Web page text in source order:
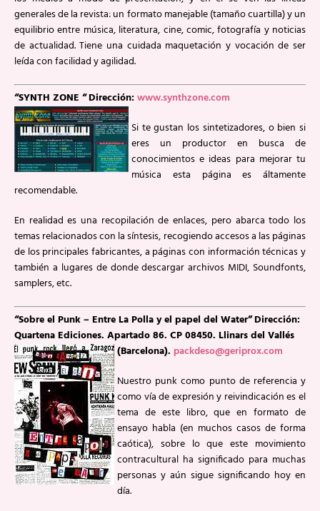
generales de la revista: un formato manejable (tamaño cuartilla) y un
equilibrio entre música, literatura, cine, comic, fotografía y noticias
de actualidad. Tiene una cuidada maquetación y vocación de ser
leída con facilidad y agilidad.
“SYNTH ZONE “Dirección:www.synthzone.com
Si te gustan los sintetizadores, o bien si
eres un productor en busca de
conocimientos e ideas para mejorar tu
música esta página es áltamente
recomendable.
En realidad es una recopilación de enlaces, pero abarca todo los
temas relacionados con la síntesis, recogiendo accesos a las páginas
de los principales fabricantes, a páginas con información técnicas y
también a lugares de donde descargar archivos MIDI, Soundfonts,
samplers, etc.
“Sobre el Punk – Entre La Polla y el papel del Water”Dirección:
Quartena Ediciones. Apartado 86. CP 08450. Llinars del Vallés
(Barcelona). packdeso@geriprox.com
Nuestro punk como punto de referencia y
como vía de expresión y reivindicación es el
tema de este libro, que en formato de
ensayo habla (en muchos casos de forma
caótica), sobre lo que este movimiento
contracultural ha significado para muchas
personas y aún sigue significando hoy en
día.